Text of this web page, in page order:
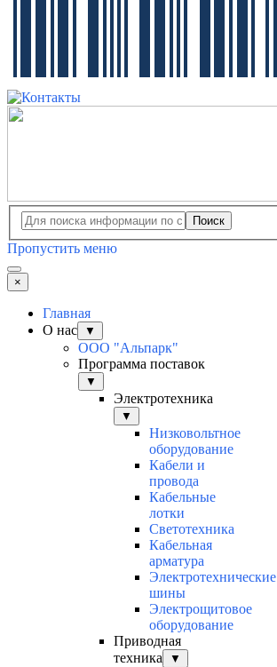
Поиск
Пропустить меню
×
Главная
О нас
▼
ООО "Альпарк"
Программа поставок
▼
Электротехника
▼
Низковольтное
оборудование
Кабели и
провода
Кабельные
лотки
Светотехника
Кабельная
арматура
Электротехнические
шины
Электрощитовое
оборудование
Приводная
техника
▼